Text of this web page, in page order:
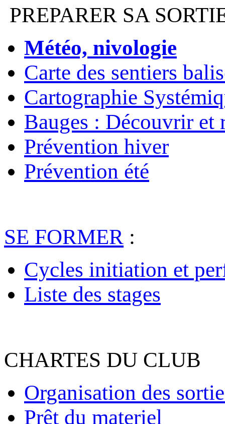
PREPARER SA
Météo, nivologie
Carte des sentiers
Cartographie
Bauges : Découvrir et
Prévention hiver
Prévention été
SE FORMER :
Cycles initiation et
Liste des stages
CHARTES DU CLUB
Organisation des
Prêt du materiel